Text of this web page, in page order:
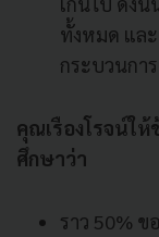
ทั้งหมด แล
กระบวนกา
คุณเรืองโรจน์ให้
ศึกษาว่า
ราว 50%